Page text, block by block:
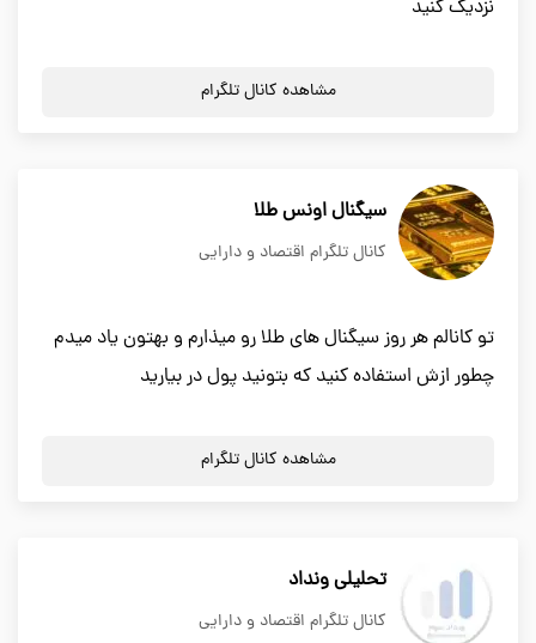
نزدیک کنید
مشاهده کانال تلگرام
سیگنال اونس طلا
کانال تلگرام اقتصاد و دارایی
تو کانالم هر روز سیگنال های طلا رو میذارم و بهتون یاد میدم
چطور ازش استفاده کنید که بتونید پول در بیارید
مشاهده کانال تلگرام
تحلیلی ونداد
کانال تلگرام اقتصاد و دارایی